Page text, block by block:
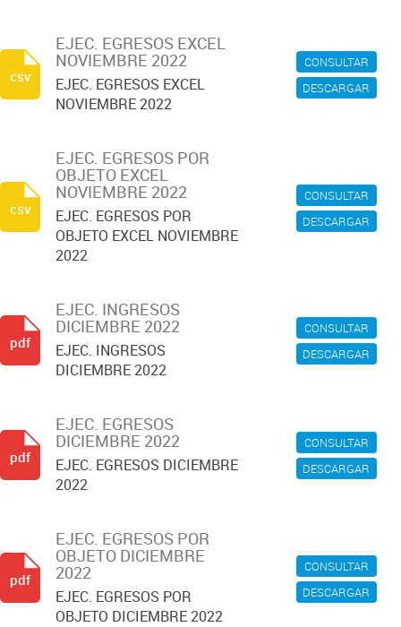
CONSULTAR
DESCARGAR
EJEC. EGRESOS EXCEL
NOVIEMBRE 2022
EJEC. EGRESOS EXCEL
NOVIEMBRE 2022
csv
CONSULTAR
DESCARGAR
EJEC. EGRESOS POR
OBJETO EXCEL
NOVIEMBRE 2022
EJEC. EGRESOS POR
OBJETO EXCEL NOVIEMBRE
2022
csv
CONSULTAR
DESCARGAR
EJEC. INGRESOS
DICIEMBRE 2022
EJEC. INGRESOS
DICIEMBRE 2022
pdf
CONSULTAR
DESCARGAR
EJEC. EGRESOS
DICIEMBRE 2022
EJEC. EGRESOS DICIEMBRE
2022
pdf
CONSULTAR
DESCARGAR
EJEC. EGRESOS POR
OBJETO DICIEMBRE
2022
EJEC. EGRESOS POR
OBJETO DICIEMBRE 2022
pdf